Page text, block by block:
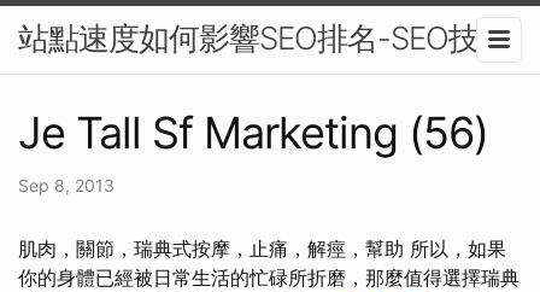
站點速度如何影響SEO排名-SEO技巧
Je Tall Sf Marketing (56)
Sep 8, 2013
肌肉，關節，瑞典式按摩，止痛，解痙，幫助 所以，如果
你的身體已經被日常生活的忙碌所折磨，那麼值得選擇瑞典